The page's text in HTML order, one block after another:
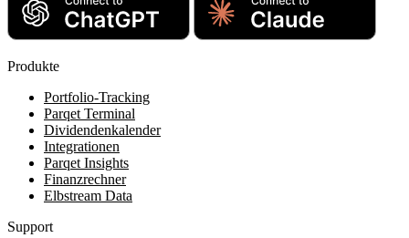
Produkte
Portfolio-Tracking
Parqet Terminal
Dividendenkalender
Integrationen
Parqet Insights
Finanzrechner
Elbstream Data
Support